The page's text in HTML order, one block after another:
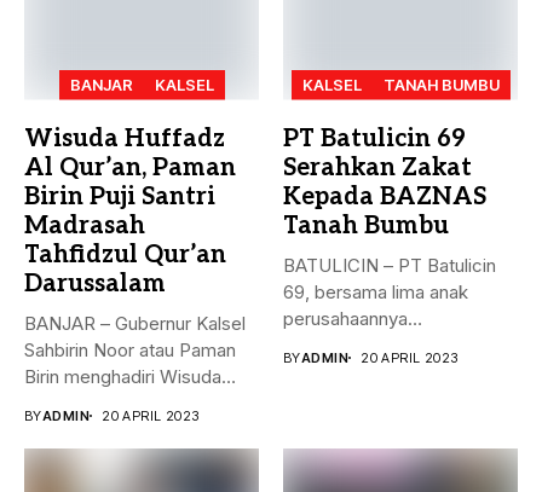
BANJAR KALSEL
Wisuda Huffadz
Al Qur’an, Paman
Birin Puji Santri
Madrasah
Tahfidzul Qur’an
Darussalam
BANJAR – Gubernur Kalsel
Sahbirin Noor atau Paman
Birin menghadiri Wisuda
BYADMIN 20 APRIL 2023
KALSEL TANAH BUMBU
PT Batulicin 69
Serahkan Zakat
Kepada BAZNAS
Tanah Bumbu
BATULICIN – PT Batulicin
69, bersama lima anak
perusahaannya
BYADMIN 20 APRIL 2023